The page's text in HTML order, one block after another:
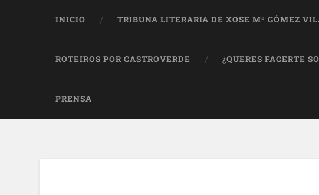
INICIO TRIBUNA LITERARIA DE XOSE Mª GÓMEZ
ROTEIROS POR CASTROVERDE ¿QUERES FACERTE
PRENSA